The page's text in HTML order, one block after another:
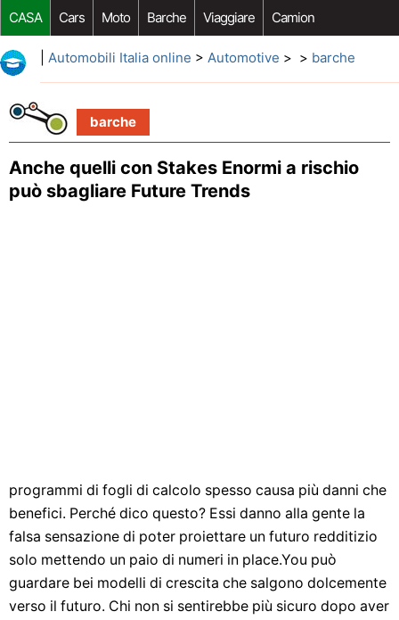
CASA Cars Moto Barche Viaggiare Camion
Riparazione Auto Acquisto Auto Car Opzioni Aftermarket
Automobili Italia online > Automotive > > barche
barche
Anche quelli con Stakes Enormi a rischio
può sbagliare Future Trends
programmi di fogli di calcolo spesso causa più danni che
benefici. Perché dico questo? Essi danno alla gente la
falsa sensazione di poter proiettare un futuro redditizio
solo mettendo un paio di numeri in place.You può
guardare bei modelli di crescita che salgono dolcemente
verso il futuro. Chi non si sentirebbe più sicuro dopo aver